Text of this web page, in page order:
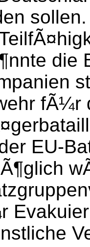
die
fÃ¼r
EU-